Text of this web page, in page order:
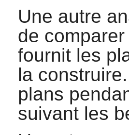
Une autre
de
fournit les
la
plans
suivant les